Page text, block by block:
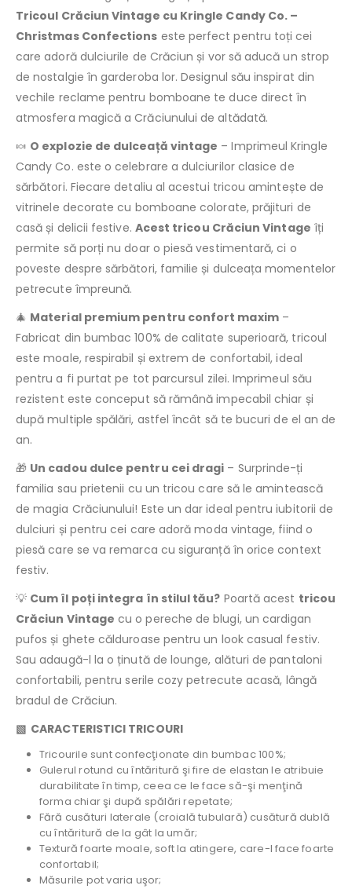
Tricoul Crăciun Vintage cu Kringle Candy Co. –
Christmas Confections este perfect pentru toți cei
care adoră dulciurile de Crăciun și vor să aducă un strop
de nostalgie în garderoba lor. Designul său inspirat din
vechile reclame pentru bomboane te duce direct în
atmosfera magică a Crăciunului de altădată.
🍬 O explozie de dulceață vintage – Imprimeul Kringle
Candy Co. este o celebrare a dulciurilor clasice de
sărbători. Fiecare detaliu al acestui tricou amintește de
vitrinele decorate cu bomboane colorate, prăjituri de
casă și delicii festive. Acest tricou Crăciun Vintage îți
permite să porți nu doar o piesă vestimentară, ci o
poveste despre sărbători, familie și dulceața momentelor
petrecute împreună.
🎄 Material premium pentru confort maxim–
Fabricat din bumbac 100% de calitate superioară, tricoul
este moale, respirabil și extrem de confortabil, ideal
pentru a fi purtat pe tot parcursul zilei. Imprimeul său
rezistent este conceput să rămână impecabil chiar și
după multiple spălări, astfel încât să te bucuri de el an de
an.
🎁 Un cadou dulce pentru cei dragi – Surprinde-ți
familia sau prietenii cu un tricou care să le amintească
de magia Crăciunului! Este un dar ideal pentru iubitorii de
dulciuri și pentru cei care adoră moda vintage, fiind o
piesă care se va remarca cu siguranță în orice context
festiv.
💡 Cum îl poți integra în stilul tău? Poartă acest tricou
Crăciun Vintage cu o pereche de blugi, un cardigan
pufos și ghete călduroase pentru un look casual festiv.
Sau adaugă-l la o ținută de lounge, alături de pantaloni
confortabili, pentru serile cozy petrecute acasă, lângă
bradul de Crăciun.
▧ CARACTERISTICI TRICOURI
Tricourile sunt confecţionate din bumbac 100%;
Gulerul rotund cu întăritură şi fire de elastan le atribuie
durabilitate în timp, ceea ce le face să-şi menţină
forma chiar şi după spălări repetate;
Fără cusături laterale (croială tubulară) cusătură dublă
cu întăritură de la gât la umăr;
Textură foarte moale, soft la atingere, care-l face foarte
confortabil;
Măsurile pot varia uşor;